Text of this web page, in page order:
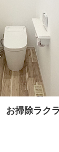
お掃除ラク